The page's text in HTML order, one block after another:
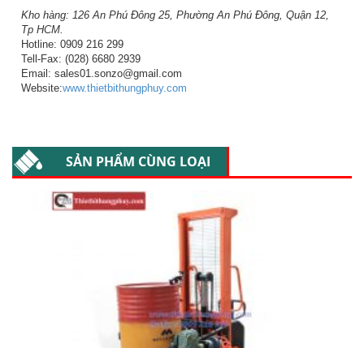
Kho hàng: 126 An Phú Đông 25, Phường An Phú Đông, Quận 12,
Tp HCM.
Hotline: 0909 216 299
Tell-Fax: (028) 6680 2939
Email: sales01.sonzo@gmail.com
Website:www.thietbithungphuy.com
SẢN PHẨM CÙNG LOẠI